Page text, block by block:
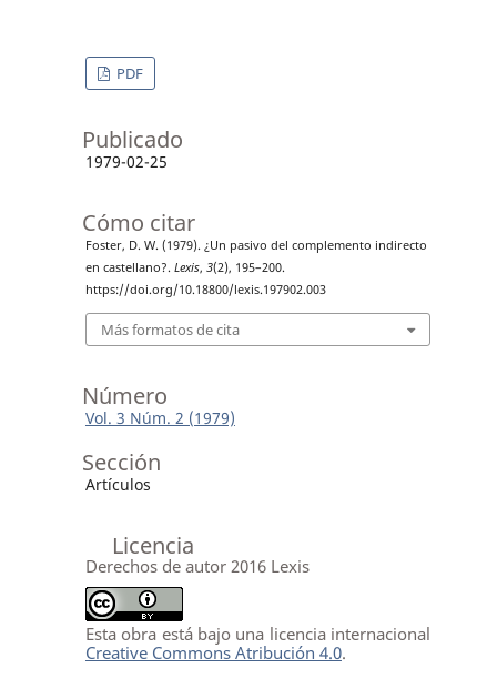
PDF
Publicado
1979-02-25
Cómo citar
Foster, D. W. (1979). ¿Un pasivo del complemento indirecto
en castellano?. Lexis, 3(2), 195–200.
https://doi.org/10.18800/lexis.197902.003
Más formatos de cita
Número
Vol. 3 Núm. 2 (1979)
Sección
Artículos
Licencia
Derechos de autor 2016 Lexis
Esta obra está bajo una licencia internacional
Creative Commons Atribución 4.0.